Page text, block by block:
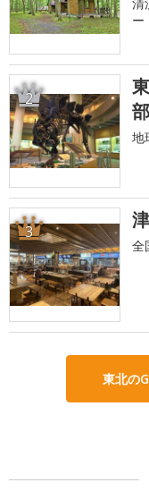
清
ー
2
地
3
全
東北の